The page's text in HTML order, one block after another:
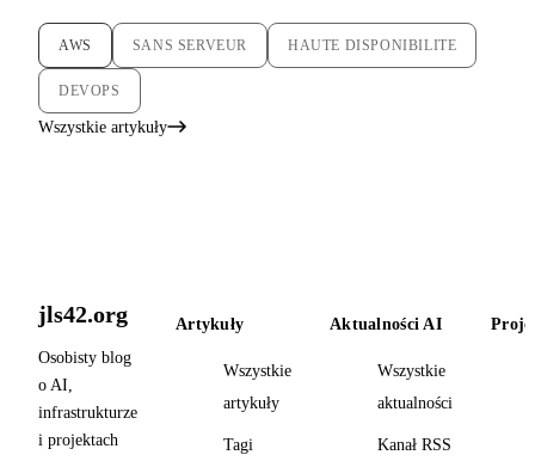
AWS SANS SERVEUR HAUTE DISPONIBILITE
DEVOPS
Wszystkie artykuły
jls42.org
Osobisty blog
o AI,
infrastrukturze
i projektach
Artykuły
Wszystkie
artykuły
Tagi
Aktualności AI
Wszystkie
aktualności
Kanał RSS